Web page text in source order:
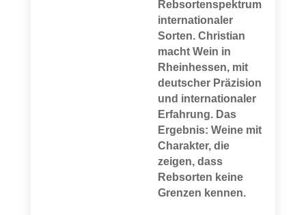
Rebsortenspektrum
internationaler
Sorten. Christian
macht Wein in
Rheinhessen, mit
deutscher Präzision
und internationaler
Erfahrung. Das
Ergebnis: Weine mit
Charakter, die
zeigen, dass
Rebsorten keine
Grenzen kennen.